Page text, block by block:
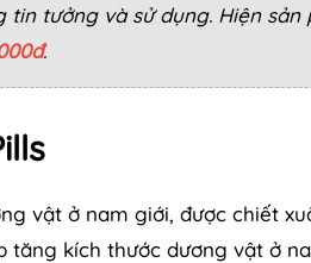
tưởng và sử dụng. Hiện sản
.
vật ở nam giới, được chiết
tăng kích thước dương vật ở